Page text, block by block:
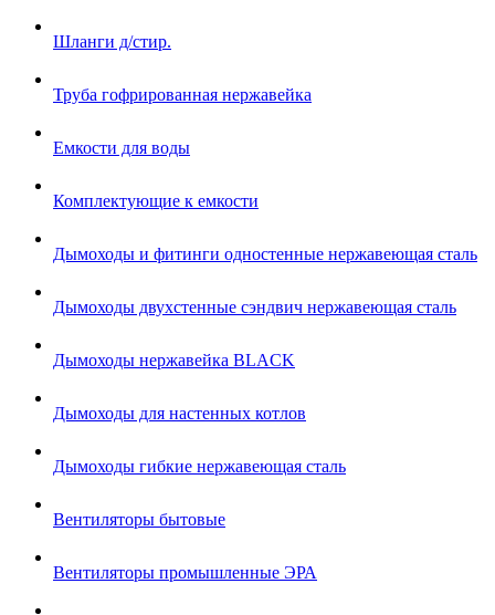
Шланги д/стир.
Труба гофрированная нержавейка
Емкости для воды
Комплектующие к емкости
Дымоходы и фитинги одностенные нержавеющая сталь
Дымоходы двухстенные сэндвич нержавеющая сталь
Дымоходы нержавейка BLACK
Дымоходы для настенных котлов
Дымоходы гибкие нержавеющая сталь
Вентиляторы бытовые
Вентиляторы промышленные ЭРА